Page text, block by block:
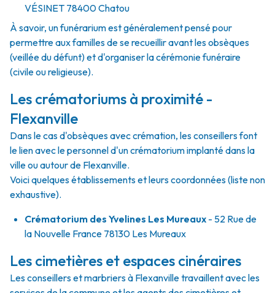
VÉSINET 78400Chatou
À savoir, un funérarium est généralement pensé pour
permettre aux familles de se recueillir avant les obsèques
(veillée du défunt) et d'organiser la cérémonie funéraire
(civile ou religieuse).
Les crématoriums à proximité -
Flexanville
Dans le cas d'obsèques avec crémation, les conseillers font
le lien avec le personnel d'un crématorium implanté dans la
ville ou autour de Flexanville.
Voici quelques établissements et leurs coordonnées (liste non
exhaustive).
Crématorium des Yvelines Les Mureaux - 52 Rue de
la Nouvelle France 78130 Les Mureaux
Les cimetières et espaces cinéraires
Les conseillers et marbriers à Flexanville travaillent avec les